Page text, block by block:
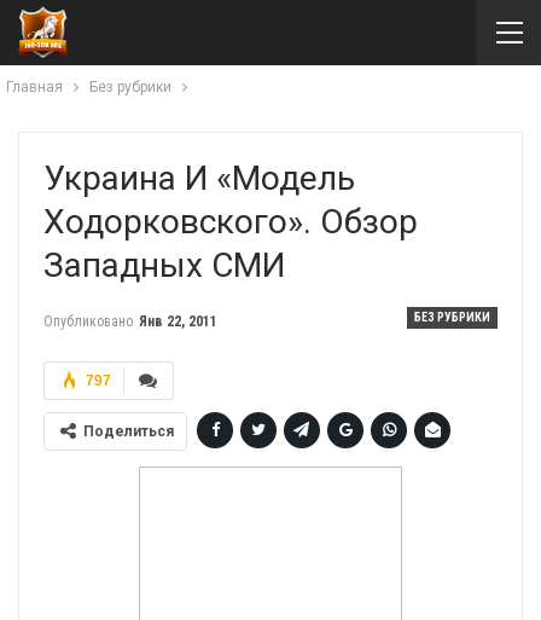
Главная Без рубрики
Украина И «модель
Ходорковского». Обзор
Западных СМИ
БЕЗ РУБРИКИ
Опубликовано Янв 22, 2011
797
Поделиться